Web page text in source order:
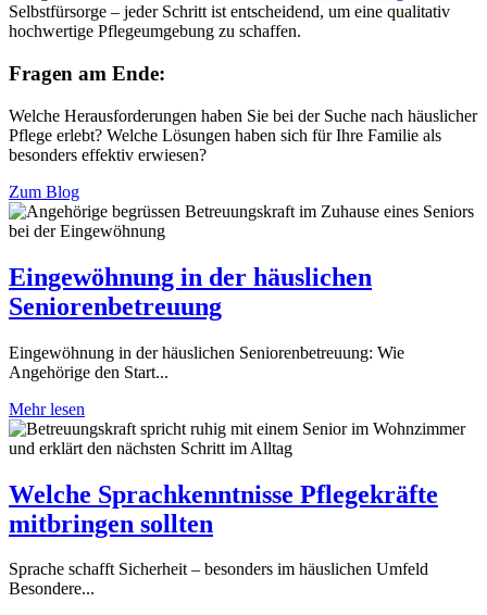
Selbstfürsorge – jeder Schritt ist entscheidend, um eine qualitativ
hochwertige Pflegeumgebung zu schaffen.
Fragen am Ende:
Welche Herausforderungen haben Sie bei der Suche nach häuslicher
Pflege erlebt? Welche Lösungen haben sich für Ihre Familie als
besonders effektiv erwiesen?
Zum Blog
Eingewöhnung in der häuslichen
Seniorenbetreuung
Eingewöhnung in der häuslichen Seniorenbetreuung: Wie
Angehörige den Start...
Mehr lesen
Welche Sprachkenntnisse Pflegekräfte
mitbringen sollten
Sprache schafft Sicherheit – besonders im häuslichen Umfeld
Besondere...